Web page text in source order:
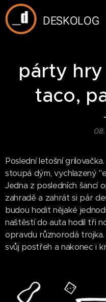
DESKOLOG
párty hry
taco,
Poslední letošní
stoupá dým, vychlazený
Jedna z posledních šancí
zahradě a zahrát si pár
budou hodit nějaké
naštěstí do auta hodil tři
opravdu různorodá
svůj postřeh a nakonec i